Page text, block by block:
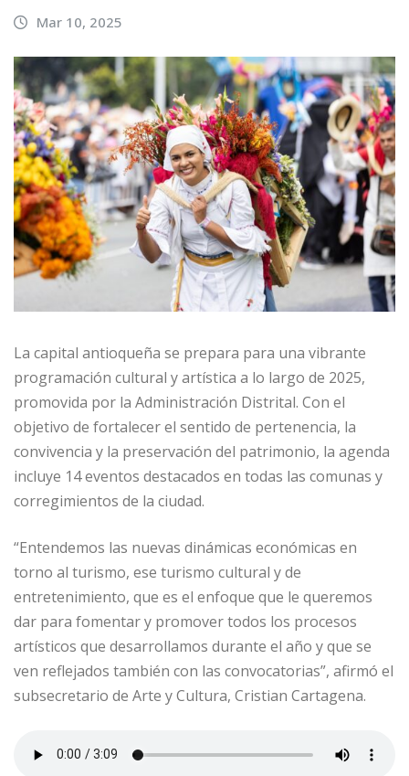
Mar 10, 2025
La capital antioqueña se prepara para una vibrante
programación cultural y artística a lo largo de 2025,
promovida por la Administración Distrital. Con el
objetivo de fortalecer el sentido de pertenencia, la
convivencia y la preservación del patrimonio, la agenda
incluye 14 eventos destacados en todas las comunas y
corregimientos de la ciudad.
“Entendemos las nuevas dinámicas económicas en
torno al turismo, ese turismo cultural y de
entretenimiento, que es el enfoque que le queremos
dar para fomentar y promover todos los procesos
artísticos que desarrollamos durante el año y que se
ven reflejados también con las convocatorias”, afirmó el
subsecretario de Arte y Cultura, Cristian Cartagena.